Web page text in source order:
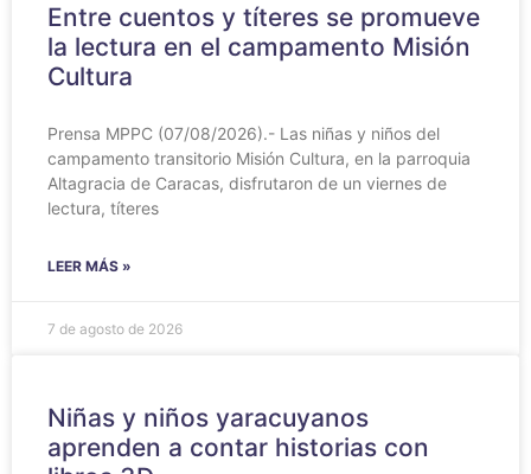
Entre cuentos y títeres se promueve
la lectura en el campamento Misión
Cultura
Prensa MPPC (07/08/2026).- Las niñas y niños del
campamento transitorio Misión Cultura, en la parroquia
Altagracia de Caracas, disfrutaron de un viernes de
lectura, títeres
LEER MÁS »
7 de agosto de 2026
Niñas y niños yaracuyanos
aprenden a contar historias con